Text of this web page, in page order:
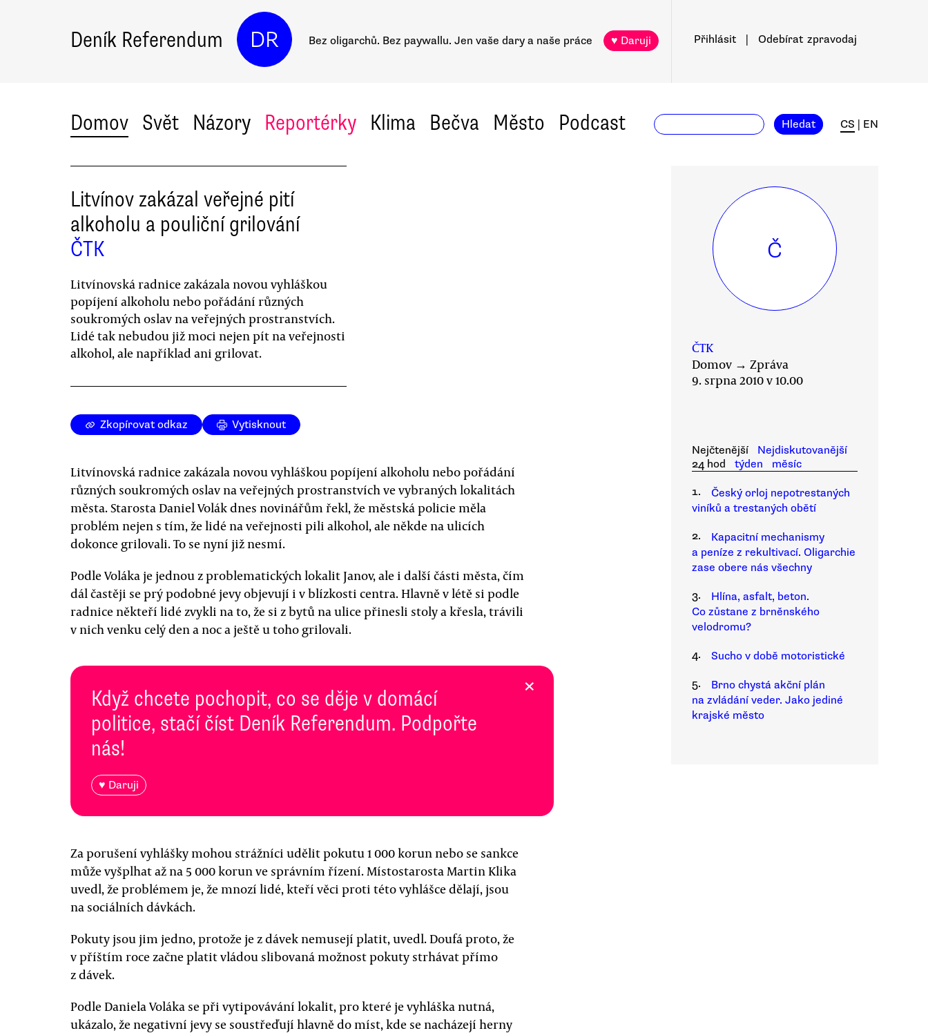
Deník Referendum DR Bez oligarchů. Bez paywallu. Jen vaše dary a naše práce ♥ Daruji Přihlásit Odebírat zpravodaj
Domov Svět Názory Reportérky Klima Bečva Město Podcast Hledat CS EN
Litvínov zakázal veřejné pití
alkoholu a pouliční grilování
ČTK
Litvínovská radnice zakázala novou vyhláškou
popíjení alkoholu nebo pořádání různých
soukromých oslav na veřejných prostranstvích.
Lidé tak nebudou již moci nejen pít na veřejnosti
alkohol, ale například ani grilovat.
Zkopírovat odkaz Vytisknout
Litvínovská radnice zakázala novou vyhláškou popíjení alkoholu nebo pořádání
různých soukromých oslav na veřejných prostranstvích ve vybraných lokalitách
města. Starosta Daniel Volák dnes novinářům řekl, že městská policie měla
problém nejen s tím, že lidé na veřejnosti pili alkohol, ale někde na ulicích
dokonce grilovali. To se nyní již nesmí.
Podle Voláka je jednou z problematických lokalit Janov, ale i další části města, čím
dál častěji se prý podobné jevy objevují i v blízkosti centra. Hlavně v létě si podle
radnice někteří lidé zvykli na to, že si z bytů na ulice přinesli stoly a křesla, trávili
v nich venku celý den a noc a ještě u toho grilovali.
Když chcete pochopit, co se děje v domácí
politice, stačí číst Deník Referendum. Podpořte
nás!
♥ Daruji
×
Za porušení vyhlášky mohou strážníci udělit pokutu 1 000 korun nebo se sankce
může vyšplhat až na 5 000 korun ve správním řízení. Místostarosta Martin Klika
uvedl, že problémem je, že mnozí lidé, kteří věci proti této vyhlášce dělají, jsou
na sociálních dávkách.
Pokuty jsou jim jedno, protože je z dávek nemusejí platit, uvedl. Doufá proto, že
v příštím roce začne platit vládou slibovaná možnost pokuty strhávat přímo
z dávek.
Podle Daniela Voláka se při vytipovávání lokalit, pro které je vyhláška nutná,
ukázalo, že negativní jevy se soustřeďují hlavně do míst, kde se nacházejí herny
Č
ČTK
Domov → Zpráva
9. srpna 2010 v 10.00
Nejčtenější
Nejdiskutovanější
24 hod
týden
měsíc
1.
Český orloj nepotrestaných
viníků a trestaných obětí
2.
Kapacitní mechanismy
a peníze z rekultivací. Oligarchie
zase obere nás všechny
3.
Hlína, asfalt, beton.
Co zůstane z brněnského
velodromu?
4.
Sucho v době motoristické
5.
Brno chystá akční plán
na zvládání veder. Jako jediné
krajské město